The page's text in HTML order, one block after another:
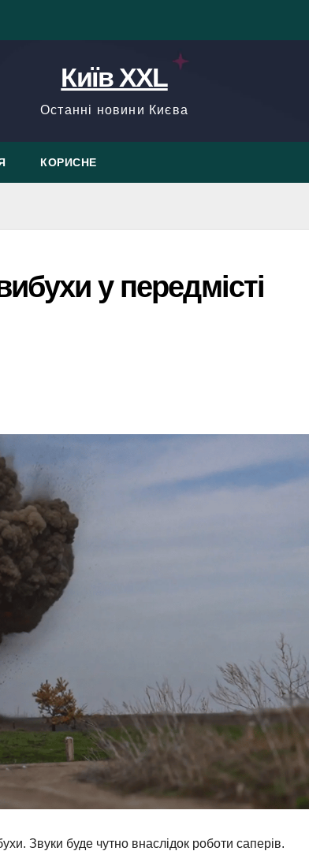
Київ XXL
Останні новини Києва
КОРИСНЕ
у передмісті
Звуки буде чутно внаслідок роботи саперів.